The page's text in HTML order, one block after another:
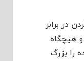
در برابر
هیچگاه
را بزرگ